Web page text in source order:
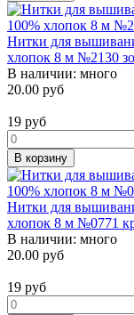
Нитки для
хлопок 8 м №2130
В наличии: много
20.00 руб
19 руб
В корзину
Нитки для
хлопок 8 м №0771
В наличии: много
20.00 руб
19 руб